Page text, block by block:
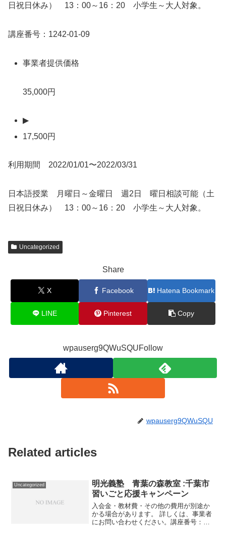
日祝日休み） 13：00～16：20 小学生～大人対象。
講座番号：1242-01-09
事業者提供価格
35,000円
▶
17,500円
利用期間 2022/01/01〜2022/03/31
日本語授業 月曜日～金曜日 週2日 曜日相談可能（土
日祝日休み） 13：00～16：20 小学生～大人対象。
Uncategorized
Share
X Facebook Hatena Bookmark
LINE Pinterest Copy
wpauserg9QWuSQUFollow
wpauserg9QWuSQU
Related articles
Uncategorized
明光義塾 青葉の森教室 :千葉市
習いごと応援キャンペーン
入会金・教材費・その他の費用が別途か
かる場合があります。 詳しくは、事業者
にお問い合わせください。講座番号：